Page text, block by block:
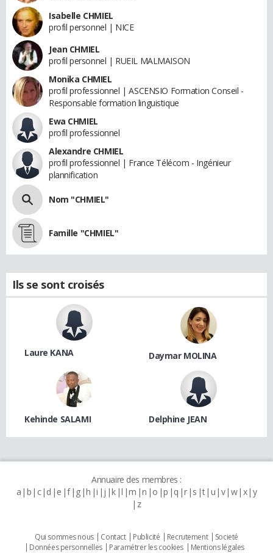
Isabelle CHMIEL
profil personnel | NICE
Jean CHMIEL
profil personnel | RUEIL MALMAISON
Monika CHMIEL
profil professionnel | ASCENSIO Formation Conseil -
Responsable formation linguistique
Ewa CHMIEL
profil professionnel
Alexandre CHMIEL
profil professionnel | France Télécom - Ingénieur
plannification
Nom "CHMIEL"
Famille "CHMIEL"
Ils se sont croisés
Laure KANA Daymar MOLINA
Kehinde SALAMI Delphine JEAN
Annuaire des membres :
a b c d e f g h i j k l m n o p q r s t u v w x y
z
Qui sommes nous Contact Publicité Recrutement
Societé
Données personnelles
Paramétrer les cookies
Mentions légales